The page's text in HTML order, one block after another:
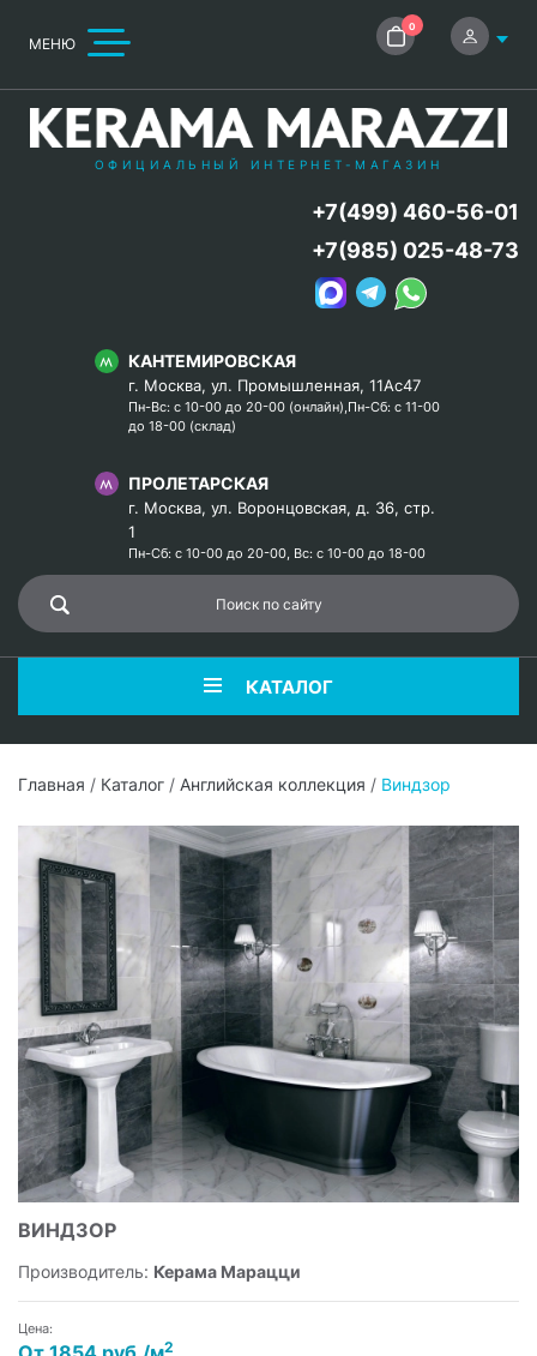
МЕНЮ
0
ОФИЦИАЛЬНЫЙ ИНТЕРНЕТ-МАГАЗИН
КАНТЕМИРОВСКАЯ
г. Москва, ул. Промышленная, 11Ас47
Пн-Вс: с 10-00 до 20-00 (онлайн),Пн-Сб: с 11-00
до 18-00 (склад)
ПРОЛЕТАРСКАЯ
г. Москва, ул. Воронцовская, д. 36, стр.
1
Пн-Сб: с 10-00 до 20-00, Вс: с 10-00 до 18-00
+7(499) 460-56-01
+7(985) 025-48-73
КАТАЛОГ
Главная / Каталог / Английская коллекция / Виндзор
ВИНДЗОР
Производитель: Керама Марацци
Цена:
2